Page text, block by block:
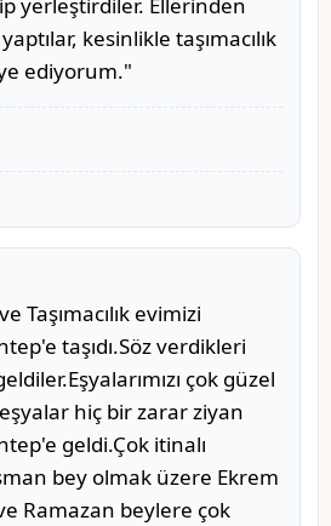
yerleştirdiler. Ellerinden
kesinlikle taşımacılık
ediyorum."
Taşımacılık evimizi
taşıdı.Söz verdikleri
çok güzel
hiç bir zarar ziyan
geldi.Çok itinalı
bey olmak üzere Ekrem
Ramazan beylere çok